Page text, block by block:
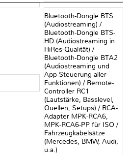
Bluetooth-Dongle BTS
(Audiostreaming) /
Bluetooth-Dongle BTS-
HD (Audiostreaming in
HiRes-Qualität) /
Bluetooth-Dongle BTA2
(Audiostreaming und
App-Steuerung aller
Funktionen) / Remote-
Controller RC1
(Lautstärke, Basslevel,
Quellen, Setups) / RCA-
Adapter MPK-RCA6,
MPK-RCA6-PP für ISO /
Fahrzeugkabelsätze
(Mercedes, BMW, Audi,
u.a.)